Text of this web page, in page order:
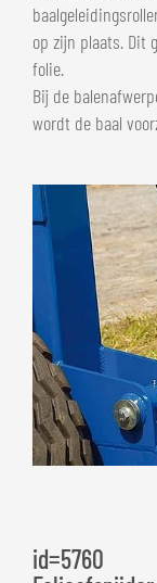
op zijn plaats. Dit
folie.
Bij de
wordt de baal
id=5760